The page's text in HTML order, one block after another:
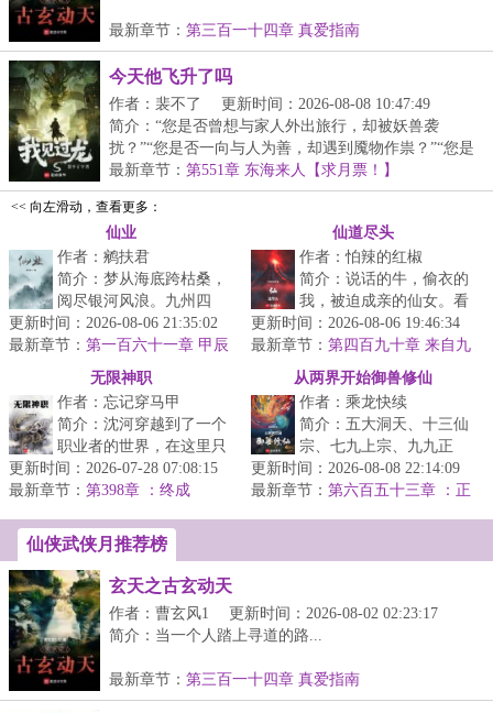
最新章节： 第三百一十四章 真爱指南
今天他飞升了吗
作者：裴不了
更新时间：2026-08-08 10:47:49
简介：“您是否曾想与家人外出旅行，却被妖兽袭
扰？”“您是否一向与人为善，却遇到魇物作祟？”“您是
否...
最新章节： 第551章 东海来人【求月票！】
<< 向左滑动，查看更多：
仙业
作者：鹓扶君
简介：梦从海底跨枯桑，
阅尽银河风浪。九州四
海，玄宗魔门，天人外
道，净土僧伽。炼炁，授
箓，服饵，占验...
更新时间：2026-08-06 21:35:02
最新章节： 第一百六十一章 甲辰
仙道尽头
作者：怕辣的红椒
简介：说话的牛，偷衣的
我，被迫成亲的仙女。看
着这一切，刚刚穿越过来
的江满感觉莫名的熟
悉。...
更新时间：2026-08-06 19:46:34
最新章节： 第四百九十章 来自九
州之主的召唤
无限神职
作者：忘记穿马甲
简介：沈河穿越到了一个
职业者的世界，在这里只
要持之以恒的做某件事
情，就可以生成相关的职
更新时间：2026-07-28 07:08:15
最新章节： 第398章 ：终成
从两界开始御兽修仙
作者：乘龙快续
简介：五大洞天、十三仙
宗、七九上宗、九九正
宗。在这个仙盟统治世界
的时代，修士需以借兽修
更新时间：2026-08-08 22:14:09
最新章节： 第六百五十三章 ：正
仙侠武侠月推荐榜
玄天之古玄动天
作者：曹玄风1
更新时间：2026-08-02 02:23:17
简介：当一个人踏上寻道的路...
最新章节： 第三百一十四章 真爱指南